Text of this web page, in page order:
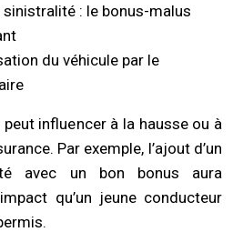
: le bonus-malus
du véhicule par le
influencer à la hausse ou à
Par exemple, l’ajout d’un
avec un bon bonus aura
qu’un jeune conducteur